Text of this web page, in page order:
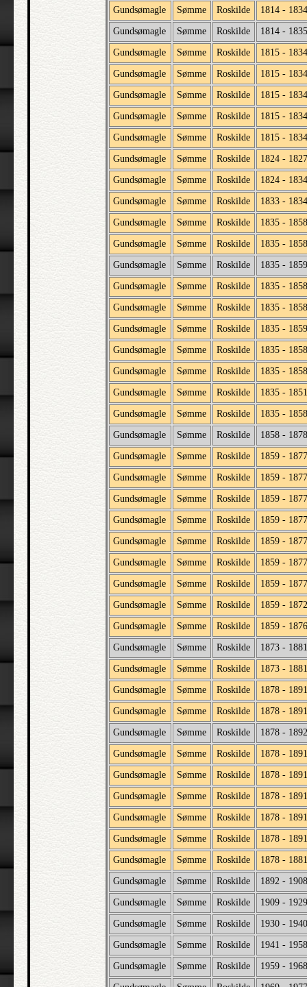
Gundsømagle Sømme Roskilde 1814 - 1834
Gundsømagle Sømme Roskilde 1814 - 1835
Gundsømagle Sømme Roskilde 1815 - 1834
Gundsømagle Sømme Roskilde 1815 - 1834
Gundsømagle Sømme Roskilde 1815 - 1834
Gundsømagle Sømme Roskilde 1815 - 1834
Gundsømagle Sømme Roskilde 1815 - 1834
Gundsømagle Sømme Roskilde 1824 - 1827
Gundsømagle Sømme Roskilde 1824 - 1834
Gundsømagle Sømme Roskilde 1833 - 1834
Gundsømagle Sømme Roskilde 1835 - 1858
Gundsømagle Sømme Roskilde 1835 - 1858
Gundsømagle Sømme Roskilde 1835 - 1859
Gundsømagle Sømme Roskilde 1835 - 1858
Gundsømagle Sømme Roskilde 1835 - 1858
Gundsømagle Sømme Roskilde 1835 - 1859
Gundsømagle Sømme Roskilde 1835 - 1858
Gundsømagle Sømme Roskilde 1835 - 1858
Gundsømagle Sømme Roskilde 1835 - 1851
Gundsømagle Sømme Roskilde 1835 - 1858
Gundsømagle Sømme Roskilde 1858 - 1878
Gundsømagle Sømme Roskilde 1859 - 1877
Gundsømagle Sømme Roskilde 1859 - 1877
Gundsømagle Sømme Roskilde 1859 - 1877
Gundsømagle Sømme Roskilde 1859 - 1877
Gundsømagle Sømme Roskilde 1859 - 1877
Gundsømagle Sømme Roskilde 1859 - 1877
Gundsømagle Sømme Roskilde 1859 - 1877
Gundsømagle Sømme Roskilde 1859 - 1872
Gundsømagle Sømme Roskilde 1859 - 1876
Gundsømagle Sømme Roskilde 1873 - 1881
Gundsømagle Sømme Roskilde 1873 - 1881
Gundsømagle Sømme Roskilde 1878 - 1891
Gundsømagle Sømme Roskilde 1878 - 1891
Gundsømagle Sømme Roskilde 1878 - 1892
Gundsømagle Sømme Roskilde 1878 - 1891
Gundsømagle Sømme Roskilde 1878 - 1891
Gundsømagle Sømme Roskilde 1878 - 1891
Gundsømagle Sømme Roskilde 1878 - 1891
Gundsømagle Sømme Roskilde 1878 - 1891
Gundsømagle Sømme Roskilde 1878 - 1881
Gundsømagle Sømme Roskilde 1892 - 1908
Gundsømagle Sømme Roskilde 1909 - 1929
Gundsømagle Sømme Roskilde 1930 - 1940
Gundsømagle Sømme Roskilde 1941 - 1958
Gundsømagle Sømme Roskilde 1959 - 1968